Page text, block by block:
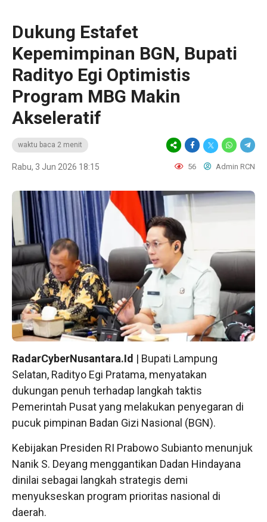
Dukung Estafet
Kepemimpinan BGN, Bupati
Radityo Egi Optimistis
Program MBG Makin
Akseleratif
waktu baca 2 menit
Rabu, 3 Jun 2026 18:15 56 Admin RCN
RadarCyberNusantara.Id | Bupati Lampung
Selatan, Radityo Egi Pratama, menyatakan
dukungan penuh terhadap langkah taktis
Pemerintah Pusat yang melakukan penyegaran di
pucuk pimpinan Badan Gizi Nasional (BGN).
Kebijakan Presiden RI Prabowo Subianto menunjuk
Nanik S. Deyang menggantikan Dadan Hindayana
dinilai sebagai langkah strategis demi
menyukseskan program prioritas nasional di
daerah.